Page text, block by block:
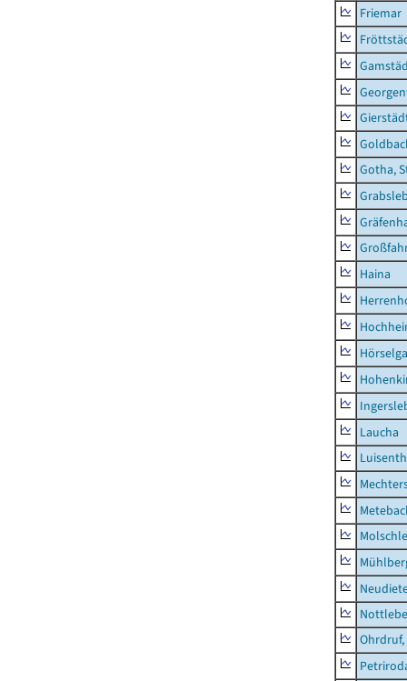
Friemar
Gotha,
Haina
Laucha